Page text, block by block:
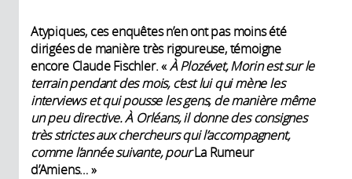
Atypiques, ces enquêtes n’en ont pas moins été
dirigées de manière très rigoureuse, témoigne
encore Claude Fischler. «À Plozévet, Morin est sur le
terrain pendant des mois, c’est lui qui mène les
interviews et qui pousse les gens, de manière même
un peu directive. À Orléans, il donne des consignes
très strictes aux chercheurs qui l’accompagnent,
comme l’année suivante, pourLa Rumeur
d’Amiens… »